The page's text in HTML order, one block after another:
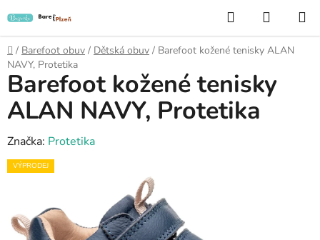
na
obsah
Hledat
KOŠÍK
Domů
/ Barefoot obuv / Dětská obuv / Barefoot kožené tenisky ALAN
NAVY, Protetika
Barefoot kožené tenisky
ALAN NAVY, Protetika
Značka: Protetika
VÝPRODEJ